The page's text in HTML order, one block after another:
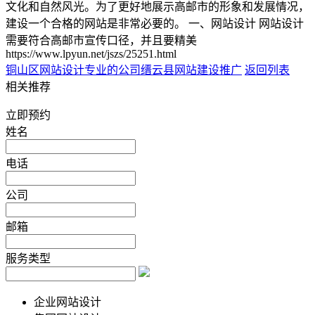
文化和自然风光。为了更好地展示高邮市的形象和发展情况，
建设一个合格的网站是非常必要的。 一、网站设计 网站设计
需要符合高邮市宣传口径，并且要精美
https://www.lpyun.net/jszs/25251.html
铜山区网站设计专业的公司缙云县网站建设推广 返回列表
相关推荐
立即预约
姓名
电话
公司
邮箱
服务类型
企业网站设计